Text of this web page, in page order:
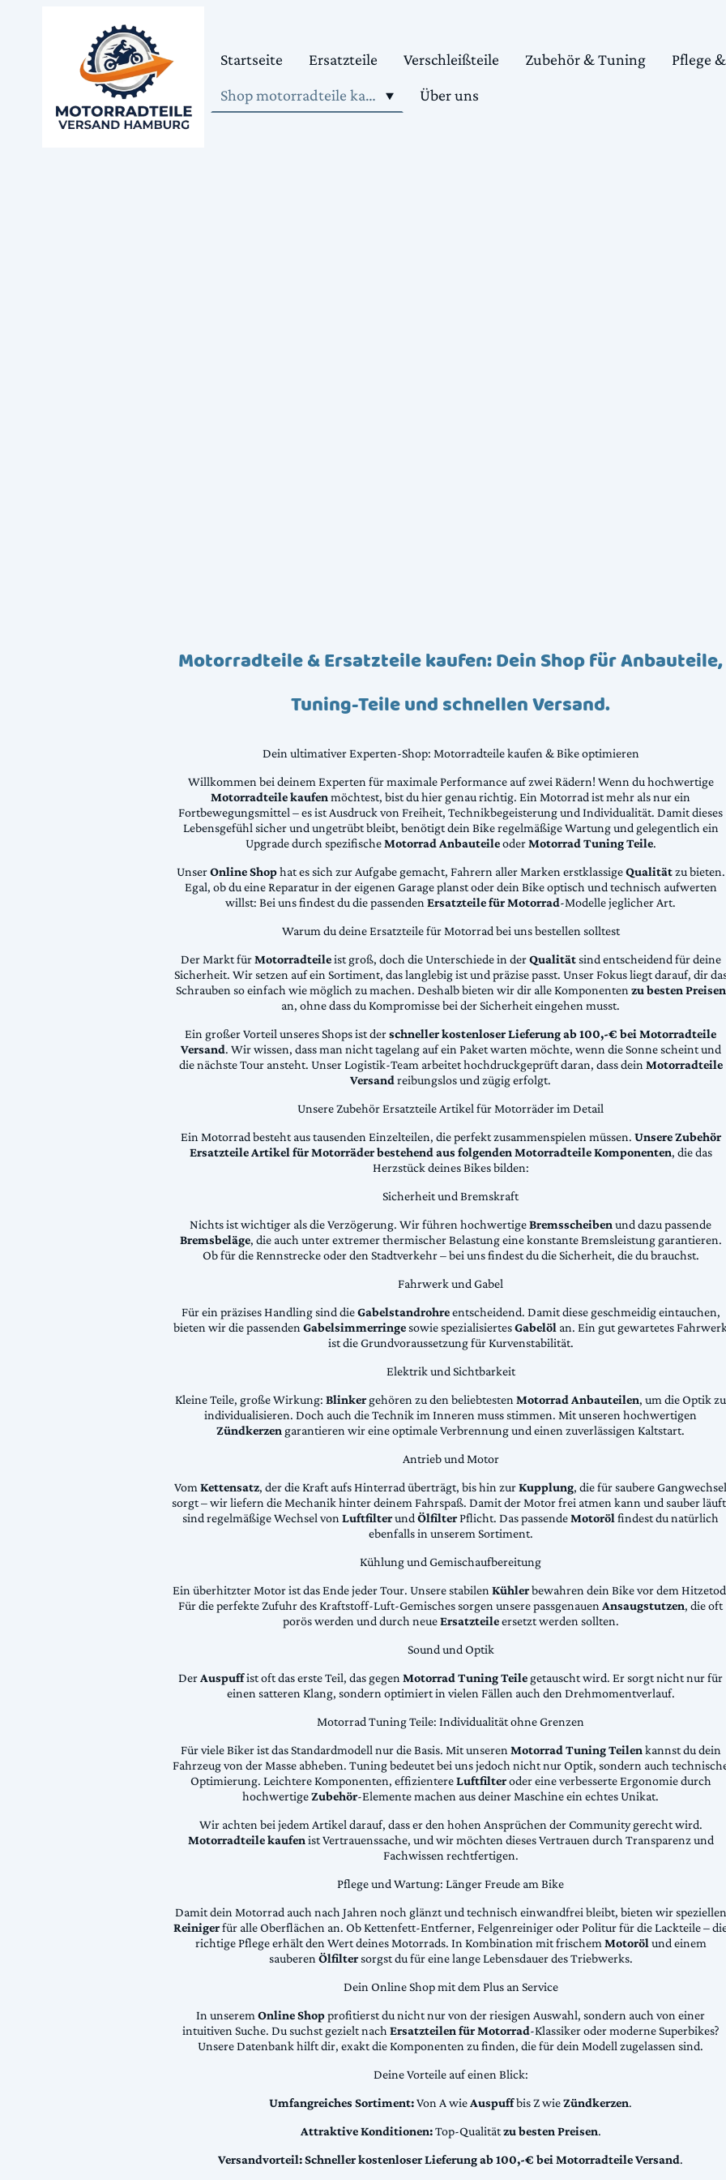
Startseite Ersatzteile Verschleißteile Zubehör & Tuning
Pflege
Shop motorradteile kaufen
Über uns
Motorradteile & Ersatzteile kaufen: Dein Shop für Anbauteile,
Tuning-Teile und schnellen Versand.
Dein ultimativer Experten-Shop: Motorradteile kaufen & Bike optimieren
Willkommen bei deinem Experten für maximale Performance auf zwei Rädern! Wenn du hochwertige
Motorradteile kaufenmöchtest, bist du hier genau richtig. Ein Motorrad ist mehr als nur ein
Fortbewegungsmittel – es ist Ausdruck von Freiheit, Technikbegeisterung und Individualität. Damit dieses
Lebensgefühl sicher und ungetrübt bleibt, benötigt dein Bike regelmäßige Wartung und gelegentlich ein
Upgrade durch spezifischeMotorrad AnbauteileoderMotorrad Tuning Teile.
UnserOnline Shophat es sich zur Aufgabe gemacht, Fahrern aller Marken erstklassigeQualitätzu bieten.
Egal, ob du eine Reparatur in der eigenen Garage planst oder dein Bike optisch und technisch aufwerten
willst: Bei uns findest du die passendenErsatzteile für Motorrad-Modelle jeglicher Art.
Warum du deine Ersatzteile für Motorrad bei uns bestellen solltest
Der Markt fürMotorradteileist groß, doch die Unterschiede in derQualitätsind entscheidend für deine
Sicherheit. Wir setzen auf ein Sortiment, das langlebig ist und präzise passt. Unser Fokus liegt darauf, dir
Schrauben so einfach wie möglich zu machen. Deshalb bieten wir dir alle Komponentenzu besten Preisen
an, ohne dass du Kompromisse bei der Sicherheit eingehen musst.
Ein großer Vorteil unseres Shops ist derschneller kostenloser Lieferung ab 100,-€ bei Motorradteile
Versand. Wir wissen, dass man nicht tagelang auf ein Paket warten möchte, wenn die Sonne scheint und
die nächste Tour ansteht. Unser Logistik-Team arbeitet hochdruckgeprüft daran, dass deinMotorradteile
Versandreibungslos und zügig erfolgt.
Unsere Zubehör Ersatzteile Artikel für Motorräder im Detail
Ein Motorrad besteht aus tausenden Einzelteilen, die perfekt zusammenspielen müssen. Unsere Zubehör
Ersatzteile Artikel für Motorräder bestehend aus folgenden Motorradteile Komponenten, die das
Herzstück deines Bikes bilden:
Sicherheit und Bremskraft
Nichts ist wichtiger als die Verzögerung. Wir führen hochwertigeBremsscheibenund dazu passende
Bremsbeläge, die auch unter extremer thermischer Belastung eine konstante Bremsleistung garantieren.
Ob für die Rennstrecke oder den Stadtverkehr – bei uns findest du die Sicherheit, die du brauchst.
Fahrwerk und Gabel
Für ein präzises Handling sind dieGabelstandrohreentscheidend. Damit diese geschmeidig eintauchen,
bieten wir die passendenGabelsimmerringesowie spezialisiertesGabelöl an. Ein gut gewartetes
ist die Grundvoraussetzung für Kurvenstabilität.
Elektrik und Sichtbarkeit
Kleine Teile, große Wirkung: Blinker gehören zu den beliebtestenMotorrad Anbauteilen, um die Optik zu
individualisieren. Doch auch die Technik im Inneren muss stimmen. Mit unseren hochwertigen
Zündkerzen garantieren wir eine optimale Verbrennung und einen zuverlässigen Kaltstart.
Antrieb und Motor
VomKettensatz, der die Kraft aufs Hinterrad überträgt, bis hin zurKupplung, die für saubere Gangwechsel
sorgt – wir liefern die Mechanik hinter deinem Fahrspaß. Damit der Motor frei atmen kann und sauber
sind regelmäßige Wechsel vonLuftfilterundÖlfilterPflicht. Das passendeMotorölfindest du natürlich
ebenfalls in unserem Sortiment.
Kühlung und Gemischaufbereitung
Ein überhitzter Motor ist das Ende jeder Tour. Unsere stabilenKühlerbewahren dein Bike vor dem
Für die perfekte Zufuhr des Kraftstoff-Luft-Gemisches sorgen unsere passgenauenAnsaugstutzen, die oft
porös werden und durch neueErsatzteileersetzt werden sollten.
Sound und Optik
DerAuspuffist oft das erste Teil, das gegenMotorrad Tuning Teile getauscht wird. Er sorgt nicht nur für
einen satteren Klang, sondern optimiert in vielen Fällen auch den Drehmomentverlauf.
Motorrad Tuning Teile: Individualität ohne Grenzen
Für viele Biker ist das Standardmodell nur die Basis. Mit unserenMotorrad Tuning Teilenkannst du dein
Fahrzeug von der Masse abheben. Tuning bedeutet bei uns jedoch nicht nur Optik, sondern auch
Optimierung. Leichtere Komponenten, effizientereLuftfilteroder eine verbesserte Ergonomie durch
hochwertigeZubehör-Elemente machen aus deiner Maschine ein echtes Unikat.
Wir achten bei jedem Artikel darauf, dass er den hohen Ansprüchen der Community gerecht wird.
Motorradteile kaufenist Vertrauenssache, und wir möchten dieses Vertrauen durch Transparenz und
Fachwissen rechtfertigen.
Pflege und Wartung: Länger Freude am Bike
Damit dein Motorrad auch nach Jahren noch glänzt und technisch einwandfrei bleibt, bieten wir speziellen
Reinigerfür alle Oberflächen an. Ob Kettenfett-Entferner, Felgenreiniger oder Politur für die Lackteile –
richtige Pflege erhält den Wert deines Motorrads. In Kombination mit frischemMotorölund einem
sauberenÖlfiltersorgst du für eine lange Lebensdauer des Triebwerks.
Dein Online Shop mit dem Plus an Service
In unseremOnline Shopprofitierst du nicht nur von der riesigen Auswahl, sondern auch von einer
intuitiven Suche. Du suchst gezielt nachErsatzteilen für Motorrad-Klassiker oder moderne Superbikes?
Unsere Datenbank hilft dir, exakt die Komponenten zu finden, die für dein Modell zugelassen sind.
Deine Vorteile auf einen Blick:
Umfangreiches Sortiment:Von A wieAuspuffbis Z wieZündkerzen.
Attraktive Konditionen:Top-Qualitätzu besten Preisen.
Versandvorteil:Schneller kostenloser Lieferung ab 100,-€ bei Motorradteile Versand.